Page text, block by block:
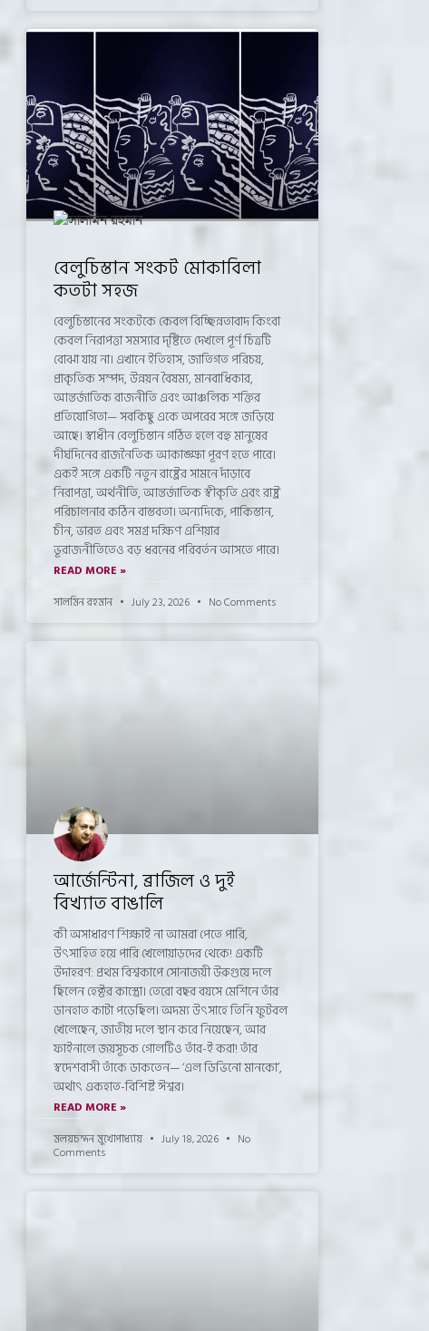
বেলুচিস্তান সংকট মোকাবিলা
কতটা সহজ
বেলুচিস্তানের সংকটকে কেবল বিচ্ছিন্নতাবাদ কিংবা
কেবল নিরাপত্তা সমস্যার দৃষ্টিতে দেখলে পূর্ণ চিত্রটি
বোঝা যায় না। এখানে ইতিহাস, জাতিগত পরিচয়,
প্রাকৃতিক সম্পদ, উন্নয়ন বৈষম্য, মানবাধিকার,
আন্তর্জাতিক রাজনীতি এবং আঞ্চলিক শক্তির
প্রতিযোগিতা— সবকিছু একে অপরের সঙ্গে জড়িয়ে
আছে। স্বাধীন বেলুচিস্তান গঠিত হলে বহু মানুষের
দীর্ঘদিনের রাজনৈতিক আকাঙ্ক্ষা পূরণ হতে পারে।
একই সঙ্গে একটি নতুন রাষ্ট্রের সামনে দাঁড়াবে
নিরাপত্তা, অর্থনীতি, আন্তর্জাতিক স্বীকৃতি এবং রাষ্ট্র
পরিচালনার কঠিন বাস্তবতা। অন্যদিকে, পাকিস্তান,
চীন, ভারত এবং সমগ্র দক্ষিণ এশিয়ার
ভূরাজনীতিতেও বড় ধরনের পরিবর্তন আসতে পারে।
READ MORE »
সালমিন রহমান
July 23, 2026 No Comments
আর্জেন্টিনা, ব্রাজিল ও দুই
বিখ্যাত বাঙালি
কী অসাধারণ শিক্ষাই না আমরা পেতে পারি,
উৎসাহিত হয়ে পারি খেলোয়াড়দের থেকে! একটি
উদাহরণ: প্রথম বিশ্বকাপে সোনাজয়ী উরুগুয়ে দলে
ছিলেন হেক্টর কাস্ত্রো। তেরো বছর বয়সে মেশিনে তাঁর
ডানহাত কাটা পড়েছিল। অদম্য উৎসাহে তিনি ফুটবল
খেলেছেন, জাতীয় দলে স্থান করে নিয়েছেন, আর
ফাইনালে জয়সূচক গোলটিও তাঁর-ই করা! তাঁর
স্বদেশবাসী তাঁকে ডাকতেন— ‘এল ডিভিনো মানকো’,
অর্থাৎ একহাত-বিশিষ্ট ঈশ্বর।
READ MORE »
মলয়চন্দন মুখোপাধ্যায়
July 18, 2026 No
Comments